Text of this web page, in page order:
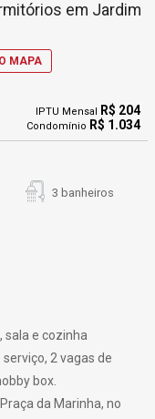
em Jardim
MAPA
IPTU Mensal R$ 204
Condomínio R$ 1.034
3 banheiros
sala e cozinha
2 vagas de
box.
da Marinha, no